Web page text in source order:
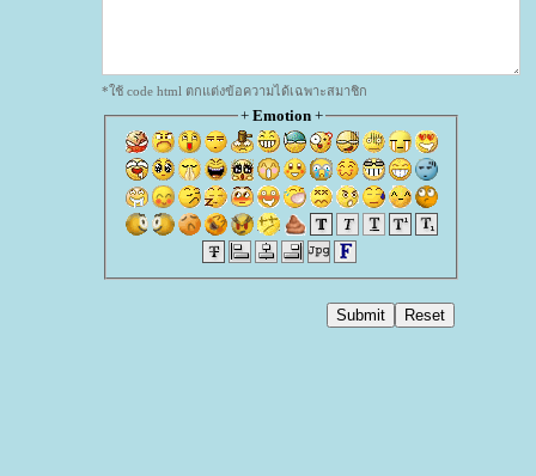
*ใช้ code html ตกแต่งข้อความได้เฉพาะสมาชิก
+ Emotion+